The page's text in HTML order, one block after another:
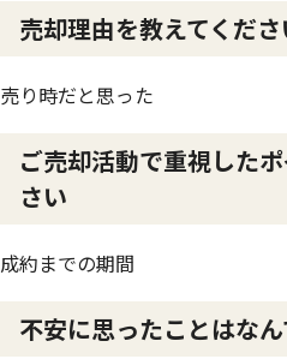
売却理由を教えてくださ
売り時だと思った
ご売却活動で重視した
さい
成約までの期間
不安に思ったことはな